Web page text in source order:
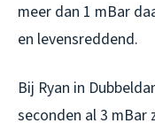
meer dan 1 mBar
en levensreddend.
Bij Ryan in
seconden al 3 mBar